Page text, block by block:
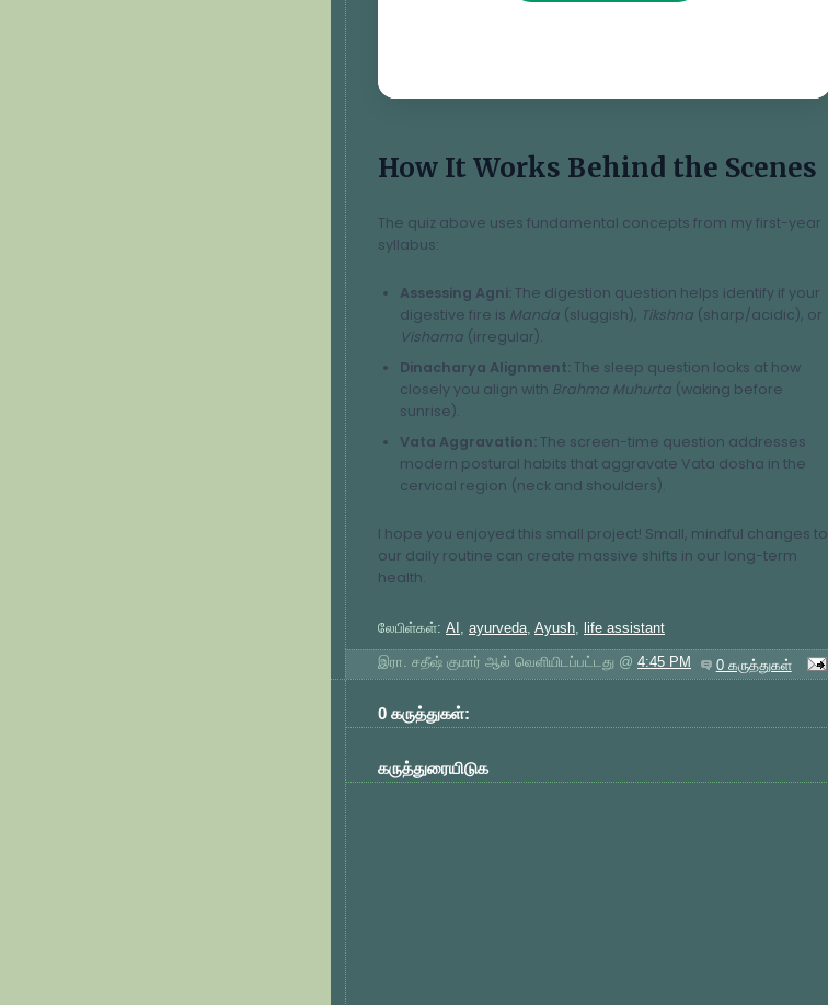
How It Works Behind the Scenes
The quiz above uses fundamental concepts from my first-year
syllabus:
Assessing Agni: The digestion question helps identify if your
digestive fire is Manda (sluggish), Tikshna (sharp/acidic), or
Vishama (irregular).
Dinacharya Alignment: The sleep question looks at how
closely you align with Brahma Muhurta (waking before
sunrise).
Vata Aggravation: The screen-time question addresses
modern postural habits that aggravate Vata dosha in the
cervical region (neck and shoulders).
I hope you enjoyed this small project! Small, mindful changes to
our daily routine can create massive shifts in our long-term
health.
லேபிள்கள்: AI , ayurveda, Ayush, life assistant
இரா. சதீஷ் குமார் ஆல் வெளியிடப்பட்டது @ 4:45 PM 0 கருத்துகள்
0 கருத்துகள்:
கருத்துரையிடுக